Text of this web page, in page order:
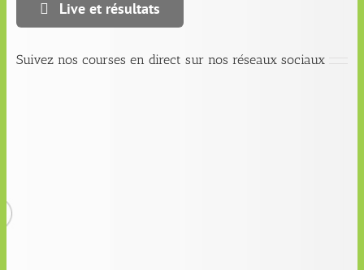
Live et résultats
Suivez nos courses en direct sur nos réseaux sociaux